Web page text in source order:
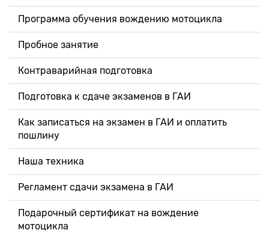
Программа обучения вождению мотоцикла
Пробное занятие
Контраварийная подготовка
Подготовка к сдаче экзаменов в ГАИ
Как записаться на экзамен в ГАИ и оплатить
пошлину
Наша техника
Регламент сдачи экзамена в ГАИ
Подарочный сертификат на вождение
мотоцикла